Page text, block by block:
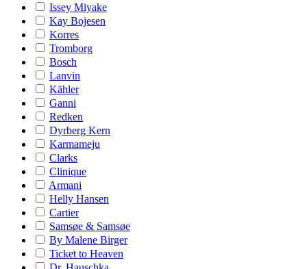
Issey Miyake
Kay Bojesen
Korres
Tromborg
Bosch
Lanvin
Kähler
Ganni
Redken
Dyrberg Kern
Karmameju
Clarks
Clinique
Armani
Helly Hansen
Cartier
Samsøe & Samsøe
By Malene Birger
Ticket to Heaven